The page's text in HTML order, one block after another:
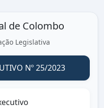
de Colombo
Legislativa
Nº 25/2023